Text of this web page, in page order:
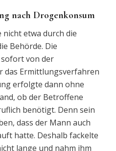
nach Drogenkonsum
etwa durch die
Behörde. Die
von der
das Ermittlungsverfahren
erfolgte dann ohne
ob der Betroffene
benötigt. Denn sein
dass der Mann auch
hatte. Deshalb fackelte
lange und nahm ihm